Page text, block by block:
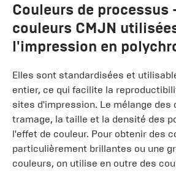
Couleurs de processus
couleurs CMJN
l'impression en
Elles sont standardisées et
entier, ce qui facilite la
sites d'impression. Le mélange des
tramage, la taille et la densité des
l'effet de couleur. Pour obtenir des
particulièrement brillantes ou une
couleurs, on utilise en outre des